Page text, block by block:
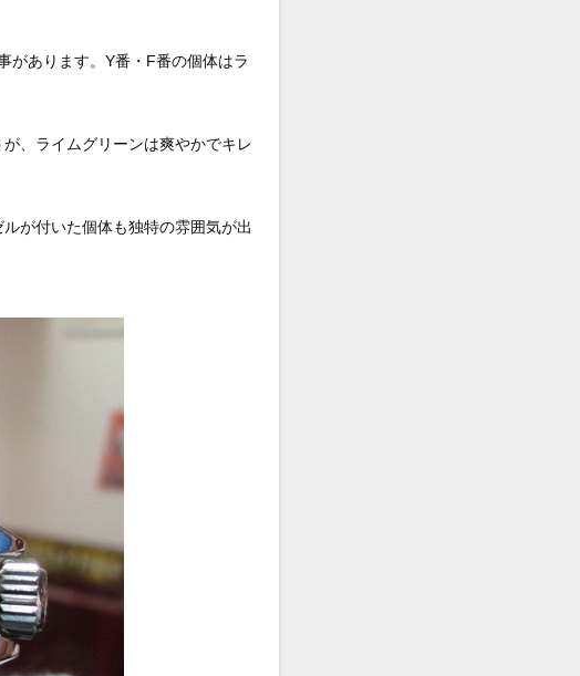
があります。Y番・F番の個体はラ
、ライムグリーンは爽やかでキレ
が付いた個体も独特の雰囲気が出